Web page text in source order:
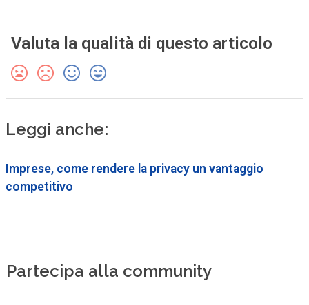
Valuta la qualità di questo articolo
Leggi anche:
Imprese, come rendere la privacy un vantaggio
competitivo
Partecipa alla community